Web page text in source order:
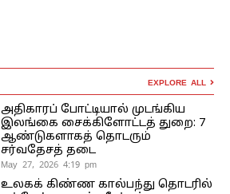
EXPLORE ALL
அதிகாரப் போட்டியால் முடங்கிய
இலங்கை சைக்கிளோட்டத் துறை: 7
ஆண்டுகளாகத் தொடரும்
சர்வதேசத் தடை
May 27, 2026 4:19 pm
உலகக் கிண்ண கால்பந்து தொடரில்